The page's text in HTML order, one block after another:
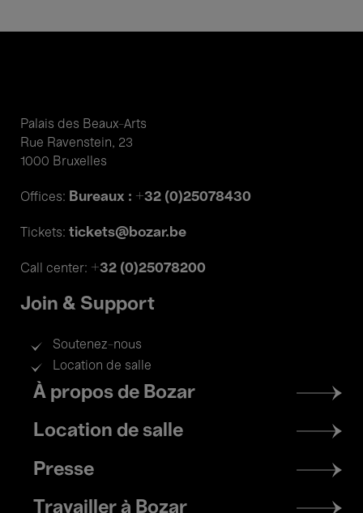
Palais des Beaux-Arts
Rue Ravenstein, 23
1000 Bruxelles
Offices: Bureaux : +32 (0)25078430
Tickets: tickets@bozar.be
Call center: +32 (0)25078200
Join & Support
Soutenez-nous
Location de salle
Footer
menu
À propos de Bozar
Location de salle
Presse
Travailler à Bozar